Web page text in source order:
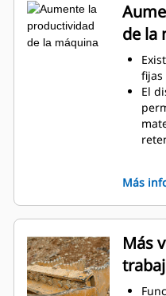
de la
fijas
El
ligero
uso
Más
Más